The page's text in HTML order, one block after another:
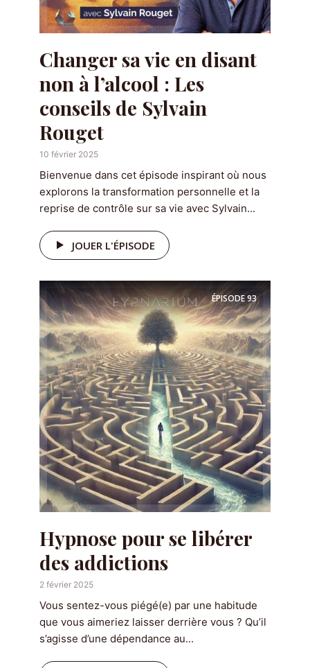
Changer sa vie en disant
non à l’alcool : Les
conseils de Sylvain
Rouget
10 février 2025
Bienvenue dans cet épisode inspirant où nous
explorons la transformation personnelle et la
reprise de contrôle sur sa vie avec Sylvain...
JOUER L'ÉPISODE
ÉPISODE93
Hypnose pour se libérer
des addictions
2 février 2025
Vous sentez-vous piégé(e) par une habitude
que vous aimeriez laisser derrière vous ? Qu’il
s’agisse d’une dépendance au...